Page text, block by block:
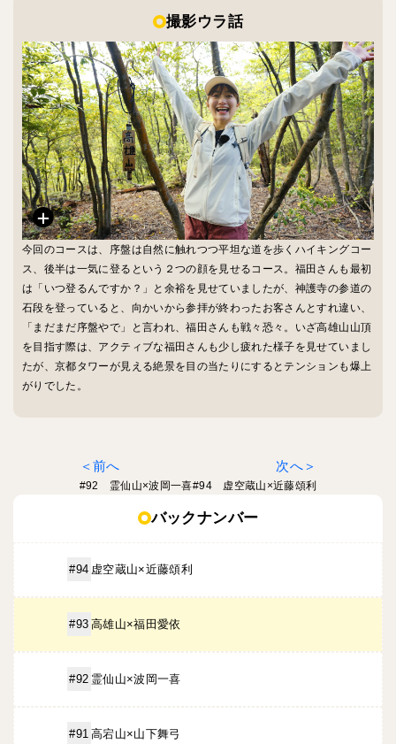
撮影ウラ話
今回のコースは、序盤は自然に触れつつ平坦な道を歩くハイキングコー
ス、後半は一気に登るという２つの顔を見せるコース。福田さんも最初
は「いつ登るんですか？」と余裕を見せていましたが、神護寺の参道の
石段を登っていると、向かいから参拝が終わったお客さんとすれ違い、
「まだまだ序盤やで」と言われ、福田さんも戦々恐々。いざ高雄山山頂
を目指す際は、アクティブな福田さんも少し疲れた様子を見せていまし
たが、京都タワーが見える絶景を目の当たりにするとテンションも爆上
がりでした。
前へ
#92 霊仙山×波岡一喜#94 虚空蔵山×近藤頌利
次へ
バックナンバー
#94 虚空蔵山×近藤頌利
#93 高雄山×福田愛依
#92 霊仙山×波岡一喜
#91 高宕山×山下舞弓